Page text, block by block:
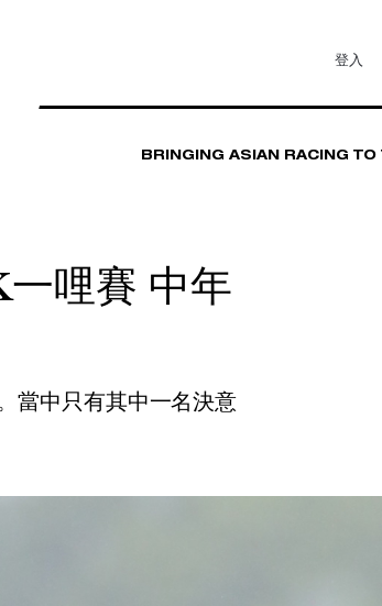
登入
BRINGING ASIAN RACING TO
哩賽 中年
當中只有其中一名決意